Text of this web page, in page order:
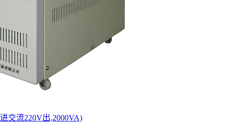
交流220V出,2000VA)